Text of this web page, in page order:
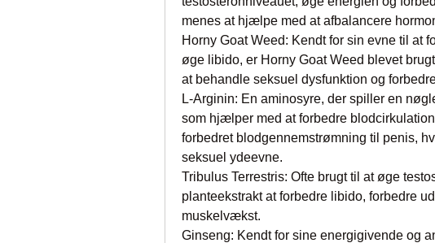
menes at hjælpe med at afbalancere
Horny Goat Weed: Kendt for sin evne til at
øge libido, er Horny Goat Weed blevet
at behandle seksuel dysfunktion og
L-Arginin: En aminosyre, der spiller en
som hjælper med at forbedre
forbedret blodgennemstrømning til penis,
seksuel ydeevne.
Tribulus Terrestris: Ofte brugt til at øge
planteekstrakt at forbedre libido, forbedre
muskelvækst.
Ginseng: Kendt for sine energigivende og